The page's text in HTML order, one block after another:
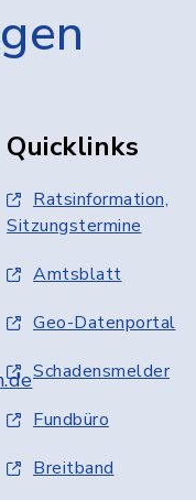
Quicklinks
Ratsinformation,
Sitzungstermine
Amtsblatt
Geo-Datenportal
Schadensmelder
Fundbüro
Breitband